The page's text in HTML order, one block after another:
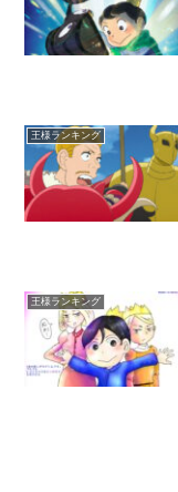
王様ランキング
王様ランキング